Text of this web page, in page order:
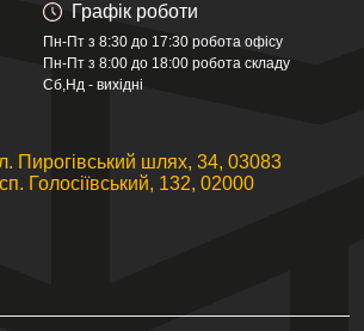
Графік роботи
Пн-Пт з 8:30 до 17:30 робота офісу
Пн-Пт з 8:00 до 18:00 робота складу
Сб,Нд - вихідні
Пирогівський шлях, 34, 03083
Голосіївський, 132, 02000